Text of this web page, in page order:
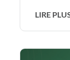
LIRE